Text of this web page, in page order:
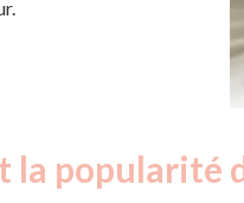
la popularité